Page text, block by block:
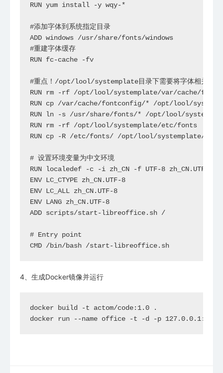
RUN yum install -y wqy-*
#添加字体到系统指定目录
ADD windows /usr/share/fonts/windows
#重建字体缓存
RUN fc-cache -fv
#重点！/opt/lool/systemplate目录下需要将字体相关的几个
RUN rm -rf /opt/lool/systemplate/var/cache/
RUN cp /var/cache/fontconfig/* /opt/lool/
RUN ln -s /usr/share/fonts/* /opt/lool/
RUN rm -rf /opt/lool/systemplate/etc/fonts
RUN cp -R /etc/fonts/ /opt/lool/systemplate/etc/
# 设置环境变量为中文环境
RUN localedef -c -i zh_CN -f UTF-8 zh_CN.UTF-8
ENV LC_CTYPE zh_CN.UTF-8
ENV LC_ALL zh_CN.UTF-8
ENV LANG zh_CN.UTF-8
ADD scripts/start-libreoffice.sh /
# Entry point
4、生成Docker镜像并运行
docker build -t actom/code:1.0 .
docker run --name office -t -d -p